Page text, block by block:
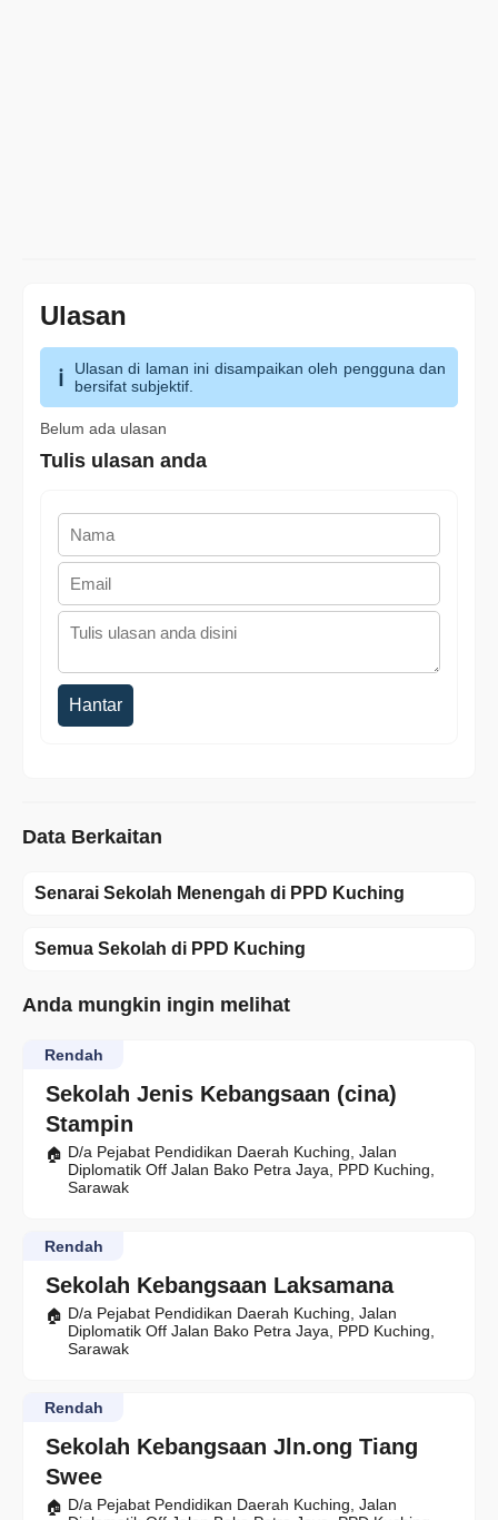
Ulasan
Ulasan di laman ini disampaikan oleh pengguna dan
bersifat subjektif.
Belum ada ulasan
Tulis ulasan anda
Hantar
Data Berkaitan
Senarai Sekolah Menengah di PPD Kuching
Semua Sekolah di PPD Kuching
Anda mungkin ingin melihat
Sekolah Jenis Kebangsaan (cina)
Stampin
Rendah
D/a Pejabat Pendidikan Daerah Kuching, Jalan
Diplomatik Off Jalan Bako Petra Jaya, PPD Kuching,
Sarawak
Sekolah Kebangsaan Laksamana
Rendah
D/a Pejabat Pendidikan Daerah Kuching, Jalan
Diplomatik Off Jalan Bako Petra Jaya, PPD Kuching,
Sarawak
Sekolah Kebangsaan Jln.ong Tiang
Swee
Rendah
D/a Pejabat Pendidikan Daerah Kuching, Jalan